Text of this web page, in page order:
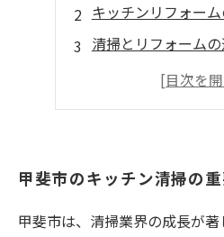
キッチンリフォー
清掃とリフォーム
甲斐市の便利なサー
快適なキッチン生
甲斐市のキッチン清掃の
甲斐市は、清掃業界の成長が